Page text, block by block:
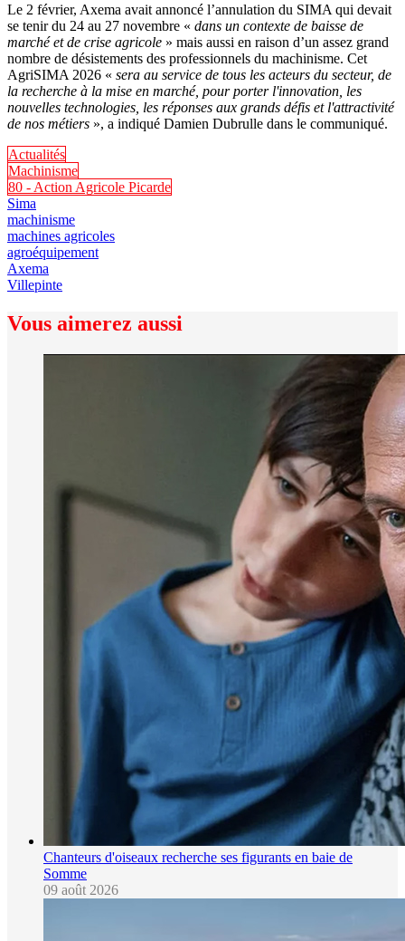
Le 2 février, Axema avait annoncé l’annulation du SIMA qui devait
se tenir du 24 au 27 novembre « dans un contexte de baisse de
marché et de crise agricole » mais aussi en raison d’un assez grand
nombre de désistements des professionnels du machinisme. Cet
AgriSIMA 2026 « sera au service de tous les acteurs du secteur, de
la recherche à la mise en marché, pour porter l'innovation, les
nouvelles technologies, les réponses aux grands défis et l'attractivité
de nos métiers », a indiqué Damien Dubrulle dans le communiqué.
Actualités
Machinisme
80 - Action Agricole Picarde
Sima
machinisme
machines agricoles
agroéquipement
Axema
Villepinte
Vous aimerez aussi
Chanteurs d'oiseaux recherche ses figurants en baie de
Somme
09 août 2026